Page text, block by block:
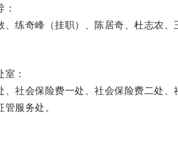
、练奇峰（挂职）、陈居奇、杜志农、
室：
、社会保险费一处、社会保险费二处
服务处。